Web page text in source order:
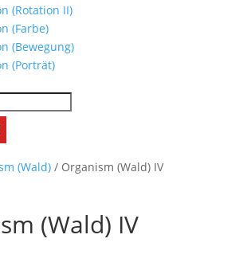
(Rotation II)
(Farbe)
(Bewegung)
(Porträt)
(Wald)/ Organism (Wald) IV
(Wald) IV